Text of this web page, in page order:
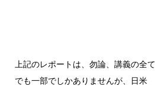
上記のレポートは、勿論、講義の全
でも一部でしかありませんが、日米